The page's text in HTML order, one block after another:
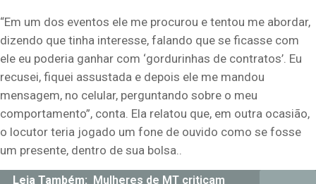
“Em um dos eventos ele me procurou e tentou me abordar,
dizendo que tinha interesse, falando que se ficasse com
ele eu poderia ganhar com ‘gordurinhas de contratos’. Eu
recusei, fiquei assustada e depois ele me mandou
mensagem, no celular, perguntando sobre o meu
comportamento”, conta. Ela relatou que, em outra ocasião,
o locutor teria jogado um fone de ouvido como se fosse
um presente, dentro de sua bolsa..
Leia Também: Mulheres de MT criticam